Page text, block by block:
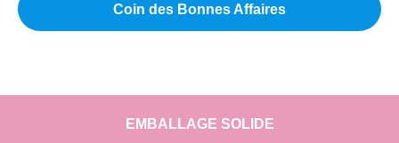
Coin des Bonnes Affaires
EMBALLAGE SOLIDE